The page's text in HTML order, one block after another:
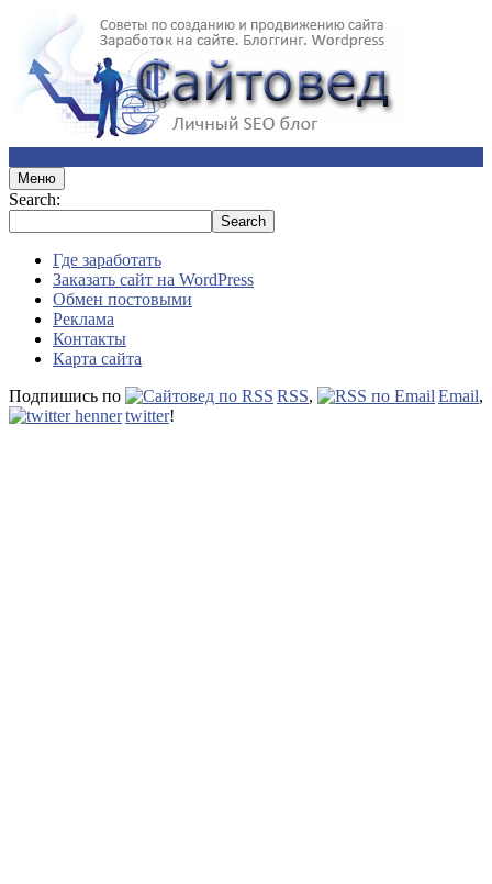
Меню
Search:
Где заработать
Заказать сайт на WordPress
Обмен постовыми
Реклама
Контакты
Карта сайта
Подпишись по
RSS, Email,
twitter!